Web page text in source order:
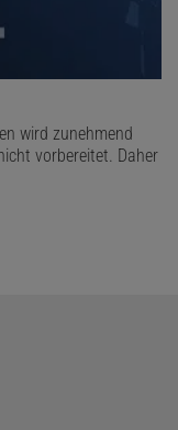
wird zunehmend
vorbereitet. Daher